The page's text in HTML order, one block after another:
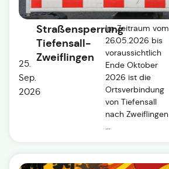
25.
Sep.
2026
Straßensperrung
Tiefensall-
Zweiflingen
Im Zeitraum vom
26.05.2026 bis
voraussichtlich
Ende Oktober
2026 ist die
Ortsverbindung
von Tiefensall
nach Zweiflingen
...